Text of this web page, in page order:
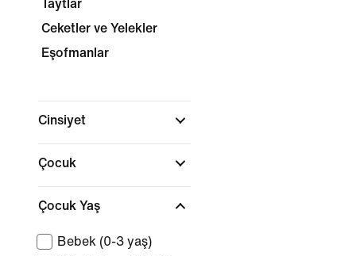
Taytlar
Ceketler ve Yelekler
Eşofmanlar
Cinsiyet
Çocuk
Çocuk Yaş
Bebek (0-3 yaş)